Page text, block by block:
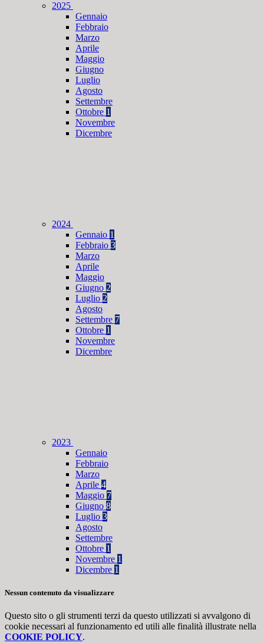
2025
Gennaio
Febbraio
Marzo
Aprile
Maggio
Giugno
Luglio
Agosto
Settembre
Ottobre 1
Novembre
Dicembre
2024
Gennaio 1
Febbraio 3
Marzo
Aprile
Maggio
Giugno 2
Luglio 2
Agosto
Settembre 7
Ottobre 1
Novembre
Dicembre
2023
Gennaio
Febbraio
Marzo
Aprile 4
Maggio 7
Giugno 8
Luglio 3
Agosto
Settembre
Ottobre 1
Novembre 1
Dicembre 1
Nessun contenuto da visualizzare
Questo sito o gli strumenti terzi da questo utilizzati si avvalgono di
cookie necessari al funzionamento ed utili alle finalità illustrate nella
COOKIE POLICY.